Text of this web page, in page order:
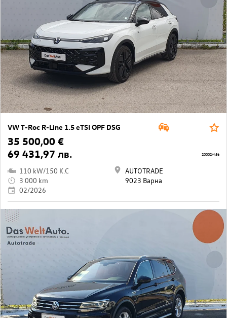
VW T-Roc R-Line 1.5 eTSI OPF DSG
35 500,00 €
69 431,97 лв.
110 kW/150 K.C
3 000 km
02/2026
AUTOTRADE
9023 Варна
20002/456